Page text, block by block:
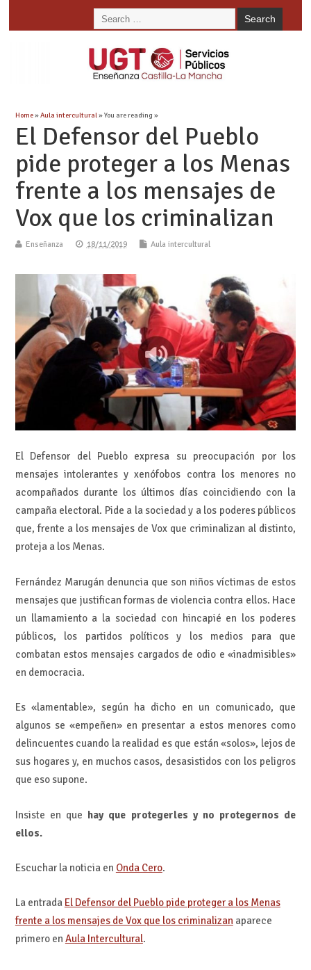
Home»Aula intercultural» You are reading »
El Defensor del Pueblo
pide proteger a los Menas
frente a los mensajes de
Vox que los criminalizan
Enseñanza 18/11/2019 Aula intercultural
El Defensor del Pueblo expresa su preocupación por los
mensajes intolerantes y xenófobos contra los menores no
acompañados durante los últimos días coincidiendo con la
campaña electoral. Pide a la sociedad y a los poderes públicos
que, frente a los mensajes de Vox que criminalizan al distinto,
proteja a los Menas.
Fernández Marugán denuncia que son niños víctimas de estos
mensajes que justifican formas de violencia contra ellos. Hace
un llamamiento a la sociedad con hincapié en los poderes
públicos, los partidos políticos y los medios para que
combatan estos mensajes cargados de odio e «inadmisibles»
en democracia.
Es «lamentable», según ha dicho en un comunicado, que
algunos se «empeñen» en presentar a estos menores como
delincuentes cuando la realidad es que están «solos», lejos de
sus hogares y, en muchos casos, desasistidos con los peligros
que eso supone.
Insiste en que hay que protegerles y no protegernos de
ellos.
Escuchar la noticia en Onda Cero.
La entrada El Defensor del Pueblo pide proteger a los Menas
frente a los mensajes de Vox que los criminalizan aparece
primero en Aula Intercultural.